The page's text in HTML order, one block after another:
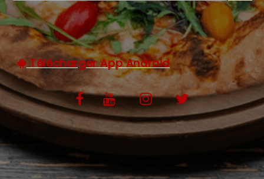
C.G.V
Télécharger App Android